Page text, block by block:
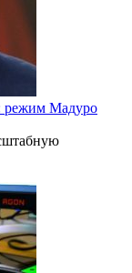
режим Мадуро